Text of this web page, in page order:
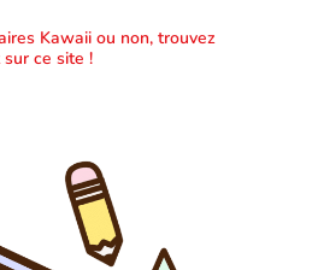
Kawaii ou non, trouvez
ce site !